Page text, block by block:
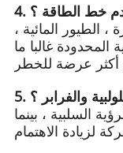
خط الطاقة ؟
، الطيور المائية ،
المحدودة غالبا ما
والفرابر ؟
السلبية ، بينما